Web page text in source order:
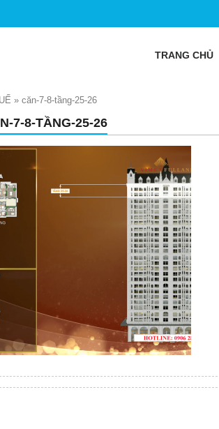
TRANG CHỦ
» căn-7-8-tầng-25-26
7-8-TẦNG-25-26